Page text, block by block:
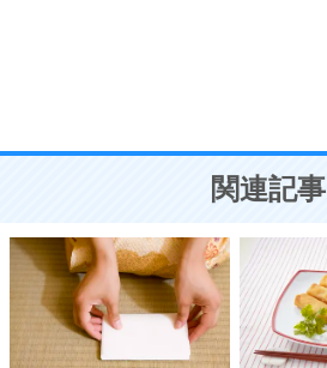
ことが大切。
関連記事